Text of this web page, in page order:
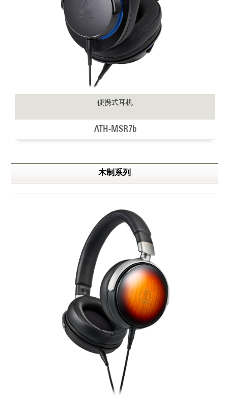
便携式耳机
ATH-MSR7b
木制系列